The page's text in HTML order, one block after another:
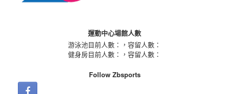
運動中心場館人數
游泳池目前人數：
，容留人數：
健身房目前人數：
，容留人數：
Follow Zbsports